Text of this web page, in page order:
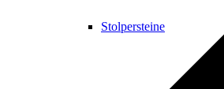
Stolpersteine